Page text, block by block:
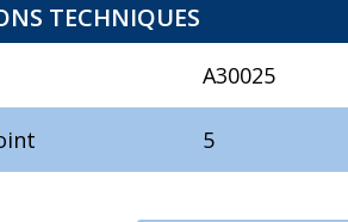
TECHNIQUES
A30025
5